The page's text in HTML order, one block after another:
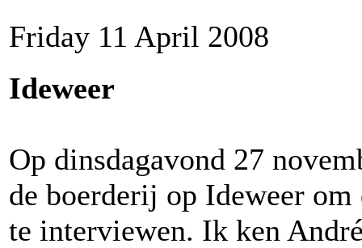
Friday 11 April 2008
Ideweer
Op dinsdagavond 27
de boerderij op Ideweer
te interviewen. Ik ken